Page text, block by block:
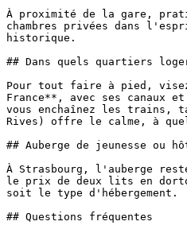
À proximité de la gare,
chambres privées dans
historique.
## Dans quels quartiers
Pour tout faire à pied,
France**, avec ses canaux
vous enchaînez les trains,
Rives) offre le calme, à
## Auberge de jeunesse ou
À Strasbourg, l'auberge
le prix de deux lits en
soit le type d'hébergement.
## Questions fréquentes